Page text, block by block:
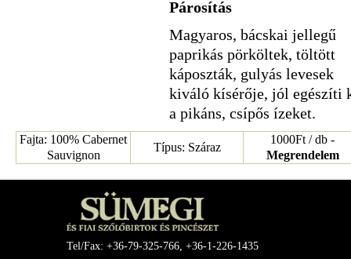
Párosítás
Magyaros, bácskai jellegű
paprikás pörköltek, töltött
káposzták, gulyás levesek
kiváló kísérője, jól egészíti
a pikáns, csípős ízeket.
Fajta: 100% Cabernet
Sauvignon
Típus: Száraz
1000Ft / db -
Megrendelem
Tel/Fax: +36-79-325-766, +36-1-226-1435